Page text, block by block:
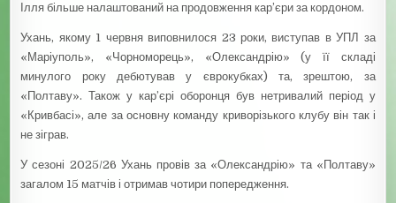
Ілля більше налаштований на продовження кар’єри за кордоном.
Ухань, якому 1 червня виповнилося 23 роки, виступав в УПЛ за
«Маріуполь», «Чорноморець», «Олександрію» (у її складі
минулого року дебютував у єврокубках) та, зрештою, за
«Полтаву». Також у кар’єрі оборонця був нетривалий період у
«Кривбасі», але за основну команду криворізького клубу він так і
не зіграв.
У сезоні 2025/26 Ухань провів за «Олександрію» та «Полтаву»
загалом 15 матчів і отримав чотири попередження.